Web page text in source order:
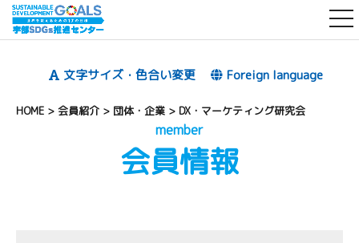
文字サイズ・色合い変更 Foreign language
HOME > 会員紹介 > 団体・企業 > DX・マーケティング研究会
member
会員情報
t
o